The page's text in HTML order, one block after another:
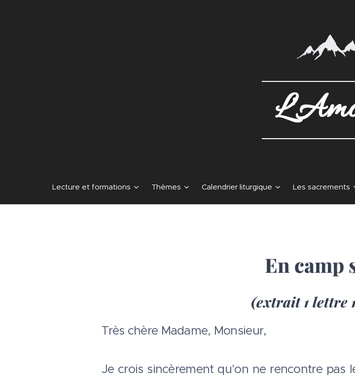
Lecture et formations Thèmes Calendrier liturgique Les sacrements
En camp
(extrait 1 lettre
Très chère Madame, Monsieur,
Je crois sincèrement qu'on ne rencontre pas